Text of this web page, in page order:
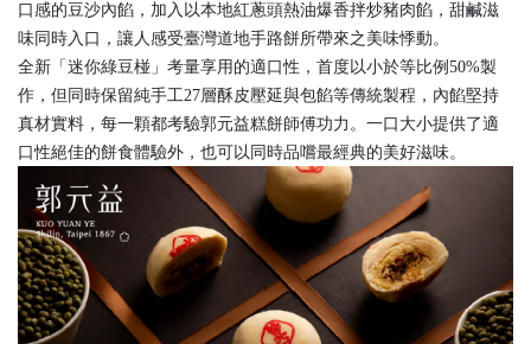
口感的豆沙內餡，加入以本地紅蔥頭熱油爆香拌炒豬肉餡，甜鹹滋
味同時入口，讓人感受臺灣道地手路餅所帶來之美味悸動。
全新「迷你綠豆椪」考量享用的適口性，首度以小於等比例50%製
作，但同時保留純手工27層酥皮壓延與包餡等傳統製程，內餡堅持
真材實料，每一顆都考驗郭元益糕餅師傅功力。一口大小提供了適
口性絕佳的餅食體驗外，也可以同時品嚐最經典的美好滋味。